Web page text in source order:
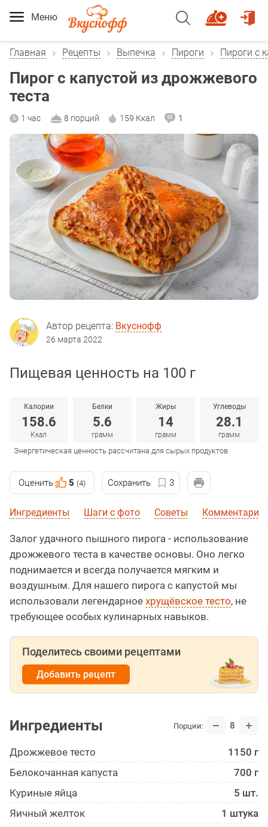
Меню
Главная Рецепты Выпечка Пироги Пироги с
Пирог с капустой из дрожжевого
теста
1 час 8 порций 159 Ккал 1
Автор рецепта: Вкуснофф
26 марта 2022
Пищевая ценность на 100 г
Калории
158.6
Ккал
Белки
5.6
грамм
Жиры
14
грамм
Углеводы
28.1
грамм
Энергетическая ценность рассчитана для сырых продуктов
Оценить 5 (4) Сохранить 3
Ингредиенты Шаги с фото Советы Комментарии
Залог удачного пышного пирога - использование
дрожжевого теста в качестве основы. Оно легко
поднимается и всегда получается мягким и
воздушным. Для нашего пирога с капустой мы
использовали легендарное хрущёвское тесто, не
требующее особых кулинарных навыков.
Поделитесь своими рецептами
Добавить рецепт
Ингредиенты Порции: 8
Дрожжевое тесто
1150 г
Белокоча­нная капуста
700 г
Куриные яйца
5 шт.
Яичный желток
1 штука